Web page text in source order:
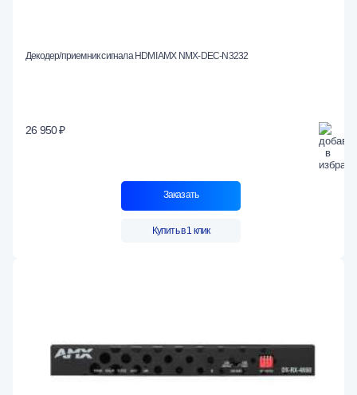
Декодер/приемник сигнала HDMI AMX NMX-DEC-N3232
26 950 ₽
Заказать
Купить в 1 клик